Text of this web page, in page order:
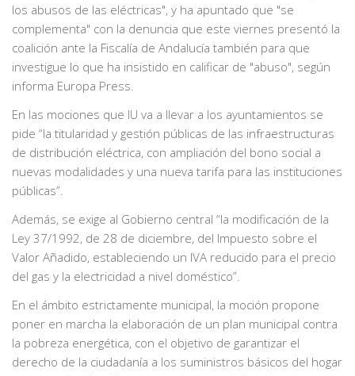
los abusos de las eléctricas", y ha apuntado que "se
complementa" con la denuncia que este viernes presentó la
coalición ante la Fiscalía de Andalucía también para que
investigue lo que ha insistido en calificar de "abuso", según
informa Europa Press.
En las mociones que IU va a llevar a los ayuntamientos se
pide “la titularidad y gestión públicas de las infraestructuras
de distribución eléctrica, con ampliación del bono social a
nuevas modalidades y una nueva tarifa para las instituciones
públicas”.
Además, se exige al Gobierno central “la modificación de la
Ley 37/1992, de 28 de diciembre, del Impuesto sobre el
Valor Añadido, estableciendo un IVA reducido para el precio
del gas y la electricidad a nivel doméstico”.
En el ámbito estrictamente municipal, la moción propone
poner en marcha la elaboración de un plan municipal contra
la pobreza energética, con el objetivo de garantizar el
derecho de la ciudadanía a los suministros básicos del hogar